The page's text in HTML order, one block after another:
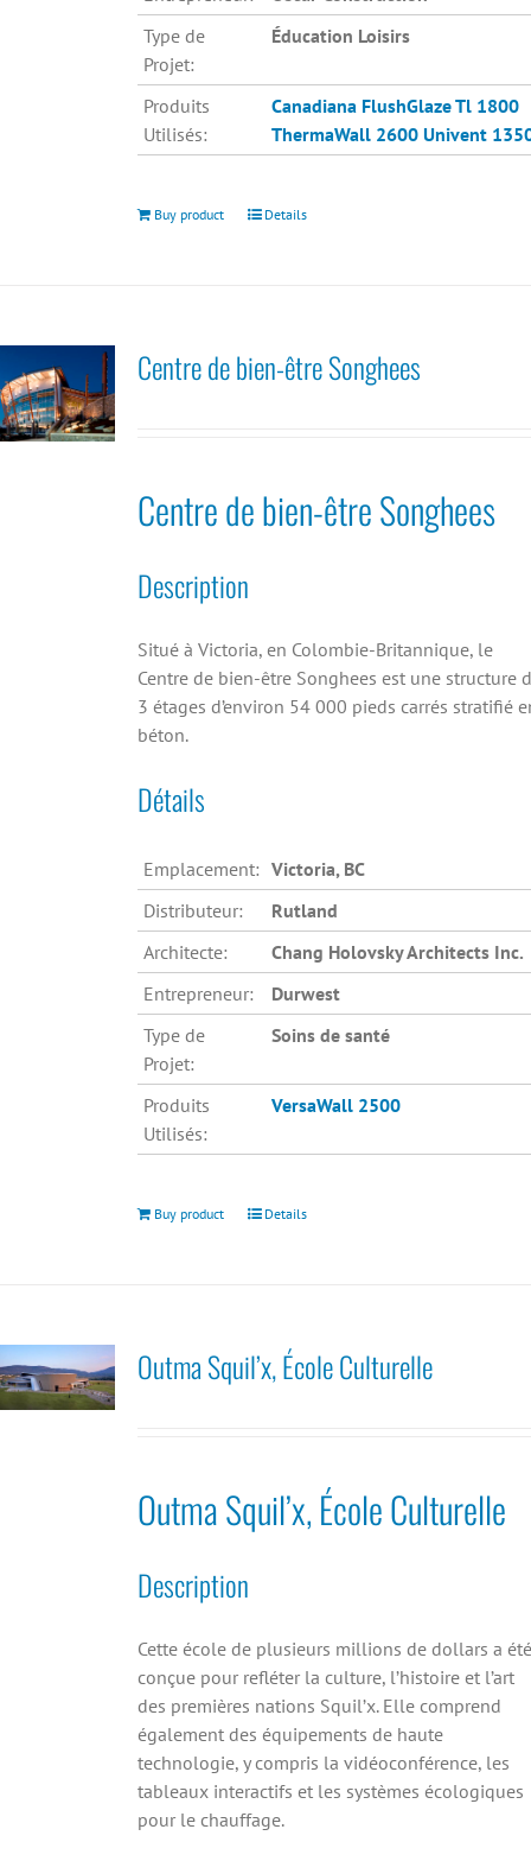
Type de
Projet:
Éducation Loisirs
Produits
Utilisés:
Canadiana FlushGlaze Tl 1800
ThermaWall 2600 Univent
Buy product Details
Centre de bien-être Songhees
Centre de bien-être Songhees
Description
Situé à Victoria, en Colombie-Britannique, le
Centre de bien-être Songhees est une structure
3 étages d’environ 54 000 pieds carrés stratifié
béton.
Détails
Emplacement: Victoria, BC
Distributeur:
Rutland
Architecte:
Chang Holovsky Architects Inc.
Entrepreneur:
Durwest
Type de
Projet:
Soins de santé
Produits
Utilisés:
VersaWall 2500
Buy product Details
Outma Squil’x, École Culturelle
Outma Squil’x, École Culturelle
Description
Cette école de plusieurs millions de dollars a été
conçue pour refléter la culture, l’histoire et l’art
des premières nations Squil’x. Elle comprend
également des équipements de haute
technologie, y compris la vidéoconférence, les
tableaux interactifs et les systèmes écologiques
pour le chauffage.